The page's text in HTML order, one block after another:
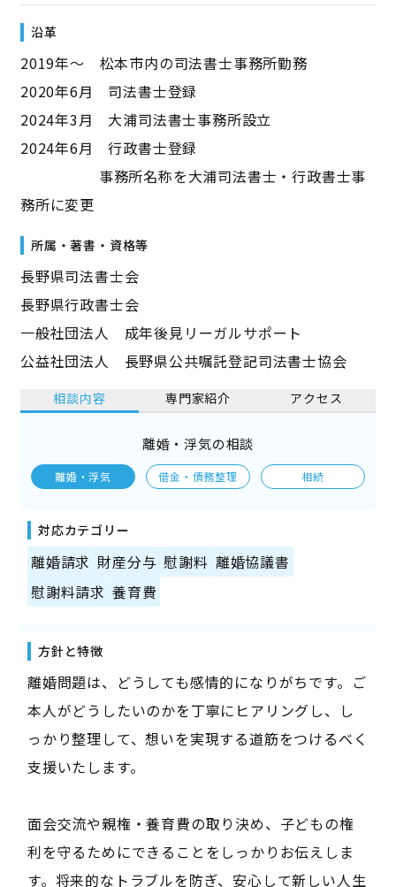
沿革
2019年～ 松本市内の司法書士事務所勤務
2020年6月 司法書士登録
2024年3月 大浦司法書士事務所設立
2024年6月 行政書士登録
事務所名称を大浦司法書士・行政書士事
務所に変更
所属・著書・資格等
長野県司法書士会
長野県行政書士会
一般社団法人 成年後見リーガルサポート
公益社団法人 長野県公共嘱託登記司法書士協会
相談内容 専門家紹介 アクセス
離婚・浮気の相談
離婚・浮気 借金・債務整理 相続
対応カテゴリー
離婚請求 財産分与 慰謝料 離婚協議書
慰謝料請求 養育費
方針と特徴
離婚問題は、どうしても感情的になりがちです。ご
本人がどうしたいのかを丁寧にヒアリングし、し
っかり整理して、想いを実現する道筋をつけるべく
支援いたします。
面会交流や親権・養育費の取り決め、子どもの権
利を守るためにできることをしっかりお伝えしま
す。将来的なトラブルを防ぎ、安心して新しい人生